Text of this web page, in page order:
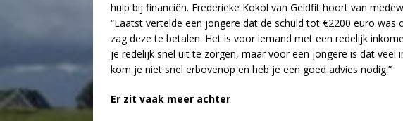
hulp bij financiën. Frederieke Kokol van Geldfit hoort van
“Laatst vertelde een jongere dat de schuld tot €2200 euro was
zag deze te betalen. Het is voor iemand met een redelijk
je redelijk snel uit te zorgen, maar voor een jongere is dat veel
kom je niet snel erbovenop en heb je een goed advies nodig.”
Er zit vaak meer achter